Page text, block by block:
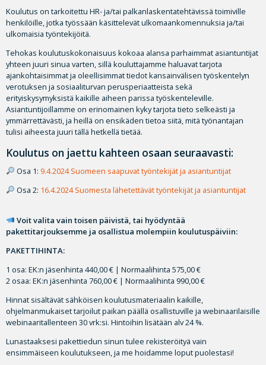
Koulutus on tarkoitettu HR- ja/tai palkanlaskentatehtävissä toimiville
henkilöille, jotka työssään käsittelevät ulkomaankomennuksia ja/tai
ulkomaisia työntekijöitä.
Tehokas koulutuskokonaisuus kokoaa alansa parhaimmat asiantuntijat
yhteen juuri sinua varten, sillä kouluttajamme haluavat tarjota
ajankohtaisimmat ja oleellisimmat tiedot kansainvälisen työskentelyn
verotuksen ja sosiaaliturvan perusperiaatteista sekä
erityiskysymyksistä kaikille aiheen parissa työskenteleville.
Asiantuntijoillamme on erinomainen kyky tarjota tieto selkeästi ja
ymmärrettävästi, ja heillä on ensikäden tietoa siitä, mitä työnantajan
tulisi aiheesta juuri tällä hetkellä tietää.
Koulutus on jaettu kahteen osaan seuraavasti:
Osa 1: 9.4.2024 Suomeen saapuvat työntekijät ja asiantuntijat
Osa 2: 16.4.2024 Suomesta lähetettävät työntekijät ja asiantuntijat
Voit valita vain toisen päivistä, tai hyödyntää
pakettitarjouksemme ja osallistua molempiin koulutuspäiviin:
PAKETTIHINTA:
1 osa: EK:n jäsenhinta 440,00 € | Normaalihinta 575,00 €
2 osaa: EK:n jäsenhinta 760,00 € | Normaalihinta 990,00 €
Hinnat sisältävät sähköisen koulutusmateriaalin kaikille,
ohjelmanmukaiset tarjoilut paikan päällä osallistuville ja webinaarilaisille
webinaaritallenteen 30 vrk:si. Hintoihin lisätään alv 24 %.
Lunastaaksesi pakettiedun sinun tulee rekisteröityä vain
ensimmäiseen koulutukseen, ja me hoidamme loput puolestasi!